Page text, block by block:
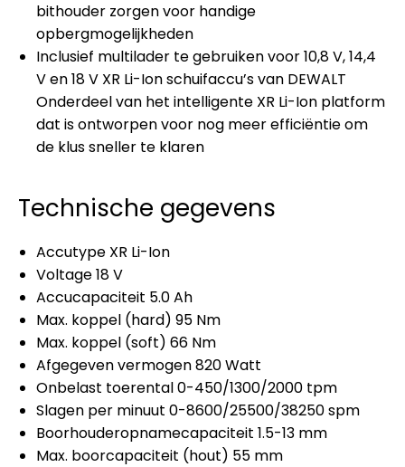
bithouder zorgen voor handige
opbergmogelijkheden
Inclusief multilader te gebruiken voor 10,8 V, 14,4
V en 18 V XR Li-Ion schuifaccu’s van DEWALT
Onderdeel van het intelligente XR Li-Ion platform
dat is ontworpen voor nog meer efficiëntie om
de klus sneller te klaren
Technische gegevens
Accutype XR Li-Ion
Voltage 18 V
Accucapaciteit 5.0 Ah
Max. koppel (hard) 95 Nm
Max. koppel (soft) 66 Nm
Afgegeven vermogen 820 Watt
Onbelast toerental 0-450/1300/2000 tpm
Slagen per minuut 0-8600/25500/38250 spm
Boorhouderopnamecapaciteit 1.5-13 mm
Max. boorcapaciteit (hout) 55 mm